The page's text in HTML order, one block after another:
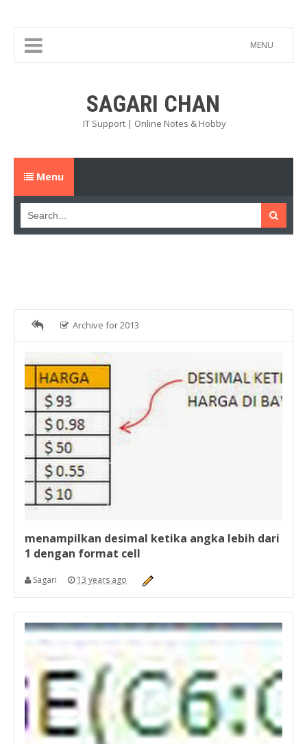
MENU
SAGARI CHAN
IT Support | Online Notes & Hobby
Menu
Archive for 2013
menampilkan desimal ketika angka lebih dari
1 dengan format cell
Sagari 13 years ago